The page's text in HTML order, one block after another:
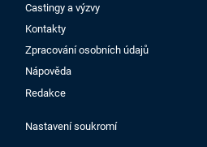
Castingy a výzvy
Kontakty
Zpracování osobních údajů
Nápověda
Redakce
Nastavení soukromí